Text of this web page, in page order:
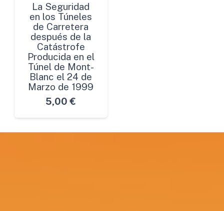
La Seguridad
en los Túneles
de Carretera
después de la
Catástrofe
Producida en el
Túnel de Mont-
Blanc el 24 de
Marzo de 1999
5,00 €